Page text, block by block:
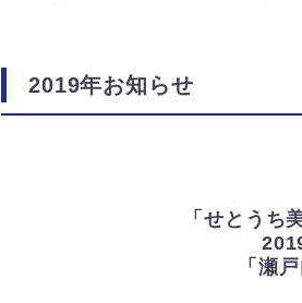
2019年お知らせ
「せとうち
「瀬